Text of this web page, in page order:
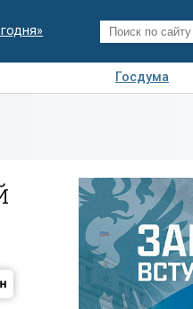
Госдума